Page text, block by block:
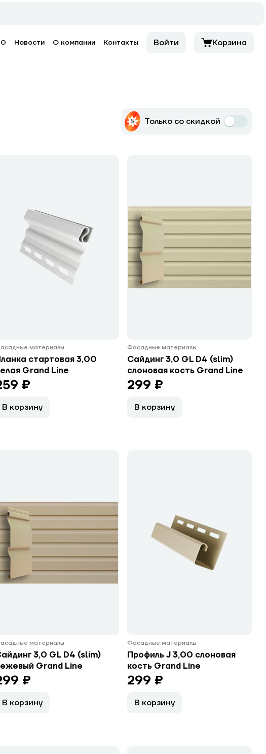
Новости О компании Контакты Войти Корзина
Только со скидкой
материалы
стартовая 3,00
Grand Line
₽
В корзину
Фасадные материалы
Сайдинг 3,0 GL D4 (slim)
слоновая кость Grand Line
299 ₽
В корзину
материалы
3,0 GL D4 (slim)
Grand Line
₽
В корзину
Фасадные материалы
Профиль J 3,00 слоновая
кость Grand Line
299 ₽
В корзину